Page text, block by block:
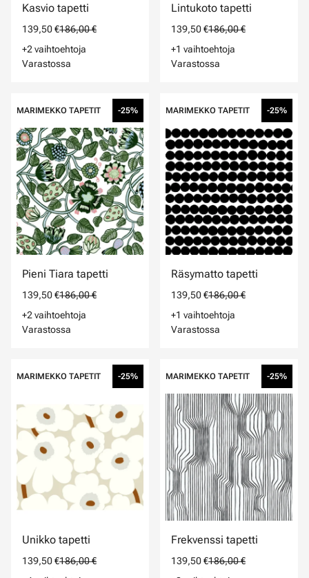
Kasvio tapetti
139,50 €186,00 €
+2 vaihtoehtoja
Varastossa
Lintukoto tapetti
139,50 €186,00 €
+1 vaihtoehtoja
Varastossa
MARIMEKKO TAPETIT -25%
Pieni Tiara tapetti
139,50 €186,00 €
+2 vaihtoehtoja
Varastossa
MARIMEKKO TAPETIT -25%
Räsymatto tapetti
139,50 €186,00 €
+1 vaihtoehtoja
Varastossa
MARIMEKKO TAPETIT -25%
Unikko tapetti
139,50 €186,00 €
MARIMEKKO TAPETIT -25%
Frekvenssi tapetti
139,50 €186,00 €